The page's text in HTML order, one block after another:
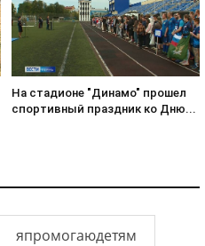
На стадионе "Динамо" прошел
спортивный праздник ко Дню...
япромогаюдетям